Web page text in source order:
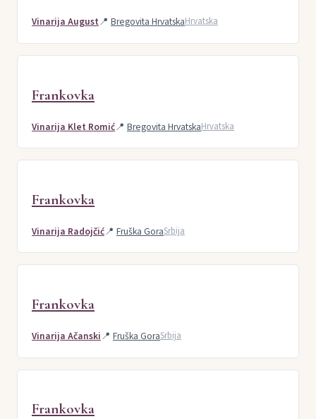
Vinarija August📍 Bregovita HrvatskaHrvatska
Frankovka
Vinarija Klet Romić📍 Bregovita HrvatskaHrvatska
Frankovka
Vinarija Radojčić📍 Fruška GoraSrbija
Frankovka
Vinarija Ačanski📍 Fruška GoraSrbija
Frankovka